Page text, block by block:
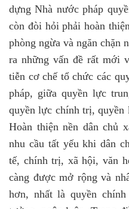
dựng Nhà nước pháp
còn đòi hỏi phải hoàn
phòng ngừa và ngăn chặn
ra những vấn đề rất mới
tiễn cơ chế tổ chức các
pháp, giữa quyền lực
quyền lực chính trị,
Hoàn thiện nền dân chủ
nhu cầu tất yếu khi dân
tế, chính trị, xã hội, văn
càng được mở rộng và
hơn, nhất là quyền